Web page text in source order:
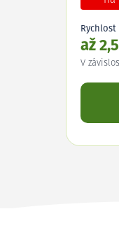
Rychlost
až
V